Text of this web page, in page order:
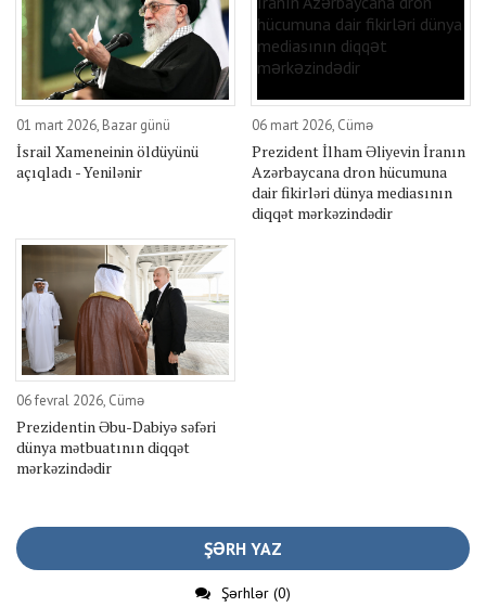
01 mart 2026, Bazar günü
İsrail Xameneinin öldüyünü
açıqladı - Yenilənir
06 mart 2026, Cümə
Prezident İlham Əliyevin İranın
Azərbaycana dron hücumuna
dair fikirləri dünya mediasının
diqqət mərkəzindədir
06 fevral 2026, Cümə
Prezidentin Əbu-Dabiyə səfəri
dünya mətbuatının diqqət
mərkəzindədir
ŞƏRH YAZ
Şərhlər (0)